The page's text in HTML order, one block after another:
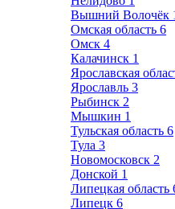
Вышний Волочёк
Омская область 6
Омск 4
Калачинск 1
Ярославская
Ярославль 3
Рыбинск 2
Мышкин 1
Тульская область 6
Тула 3
Новомосковск 2
Донской 1
Липецкая область
Липецк 6